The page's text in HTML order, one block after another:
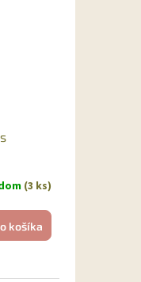
(3 ks)
košíka